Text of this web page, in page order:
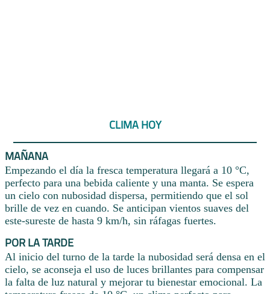
CLIMA HOY
MAÑANA
Empezando el día la fresca temperatura llegará a 10 °C,
perfecto para una bebida caliente y una manta. Se espera
un cielo con nubosidad dispersa, permitiendo que el sol
brille de vez en cuando. Se anticipan vientos suaves del
este-sureste de hasta 9 km/h, sin ráfagas fuertes.
POR LA TARDE
Al inicio del turno de la tarde la nubosidad será densa en el
cielo, se aconseja el uso de luces brillantes para compensar
la falta de luz natural y mejorar tu bienestar emocional. La